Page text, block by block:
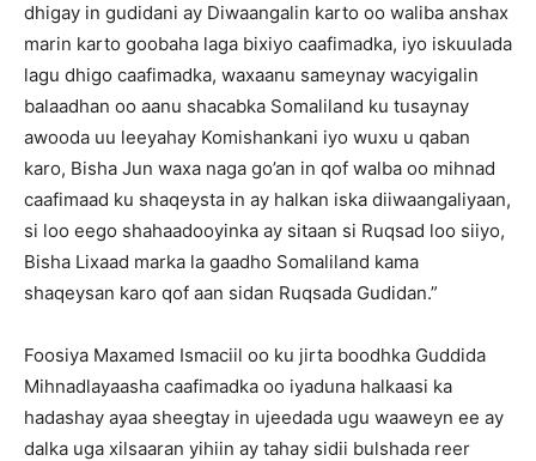
dhigay in gudidani ay Diwaangalin karto oo waliba anshax
marin karto goobaha laga bixiyo caafimadka, iyo iskuulada
lagu dhigo caafimadka, waxaanu sameynay wacyigalin
balaadhan oo aanu shacabka Somaliland ku tusaynay
awooda uu leeyahay Komishankani iyo wuxu u qaban
karo, Bisha Jun waxa naga go’an in qof walba oo mihnad
caafimaad ku shaqeysta in ay halkan iska diiwaangaliyaan,
si loo eego shahaadooyinka ay sitaan si Ruqsad loo siiyo,
Bisha Lixaad marka la gaadho Somaliland kama
shaqeysan karo qof aan sidan Ruqsada Gudidan.”
Foosiya Maxamed Ismaciil oo ku jirta boodhka Guddida
Mihnadlayaasha caafimadka oo iyaduna halkaasi ka
hadashay ayaa sheegtay in ujeedada ugu waaweyn ee ay
dalka uga xilsaaran yihiin ay tahay sidii bulshada reer